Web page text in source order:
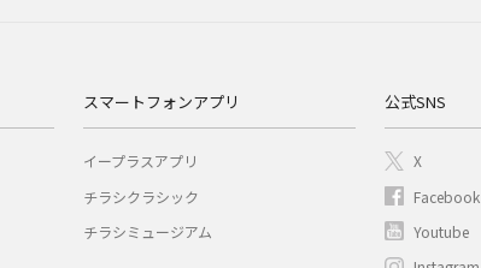
スマートフォンアプリ
イープラスアプリ
チラシクラシック
チラシミュージアム
公式SNS
X
Facebook
Youtube